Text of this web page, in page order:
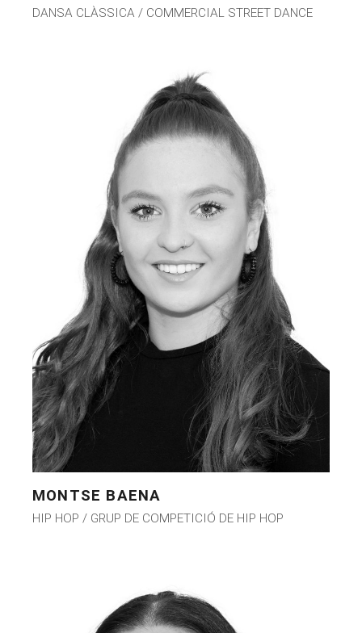
DANSA CLÀSSICA / COMMERCIAL STREET DANCE
MONTSE BAENA
HIP HOP / GRUP DE COMPETICIÓ DE HIP HOP